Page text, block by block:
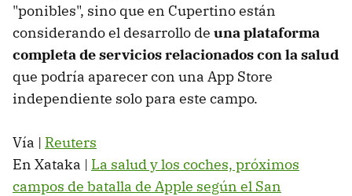
"ponibles", sino que en Cupertino están
considerando el desarrollo de una plataforma
completa de servicios relacionados con la salud
que podría aparecer con una App Store
independiente solo para este campo.
Vía | Reuters
En Xataka | La salud y los coches, próximos
campos de batalla de Apple según el San